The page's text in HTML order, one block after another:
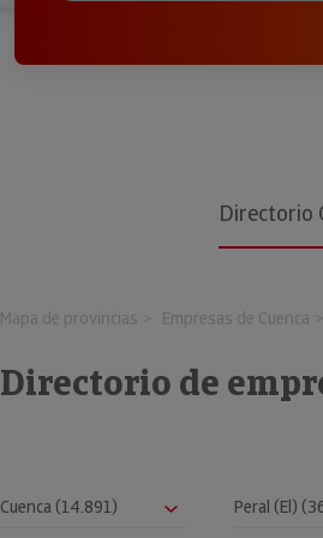
Directorio
Mapa de provincias Empresas de Cuenca
Directorio de